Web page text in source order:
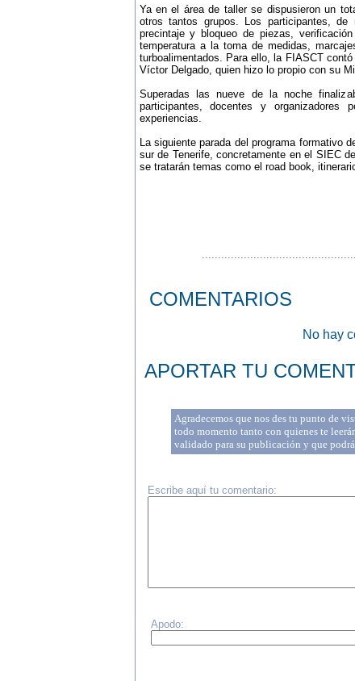
Ya en el área de taller se dispusieron un
otros tantos grupos. Los participantes,
precintaje y bloqueo de piezas,
temperatura a la toma de medidas,
turboalimentados. Para ello, la FIASCT
Víctor Delgado, quien hizo lo propio con su
Superadas las nueve de la noche
participantes, docentes y organizadores
experiencias.
La siguiente parada del programa formativo
sur de Tenerife, concretamente en el SIEC
se tratarán temas como el road book,
COMENTARIOS
No hay
APORTAR TU
Agradecemos que nos des tu punto de
todo momento tanto con quienes te
validado para su publicación y que
Escribe aquí tu comentario:
Apodo: